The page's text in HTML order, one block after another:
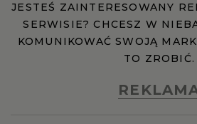
JESTEŚ ZAINTERESOWANY
SERWISIE? CHCESZ W
KOMUNIKOWAĆ SWOJĄ
TO ZROBIĆ.